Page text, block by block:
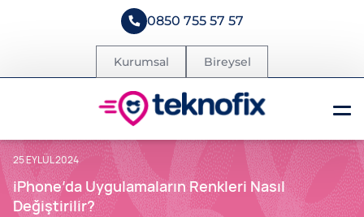
0850 755 57 57
Kurumsal Bireysel
25 EYLÜL 2024
iPhone’da Uygulamaların Renkleri Nasıl
Değiştirilir?